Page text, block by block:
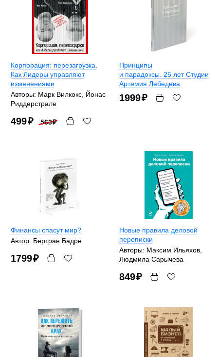
Корпорация: перезагрузка.
Как Лидеры управляют
изменениями
Авторы: Марк Вилкокс, Йонас
Риддерстрале
499₽ 563₽
Принципы
и парадоксы. 25 лет Студии
Артемия Лебедева
1999₽
Финансы спасут мир?
Автор: Бертран Бадре
1799₽
Новые правила деловой
переписки
Авторы: Максим Ильяхов,
Людмила Сарычева
849₽